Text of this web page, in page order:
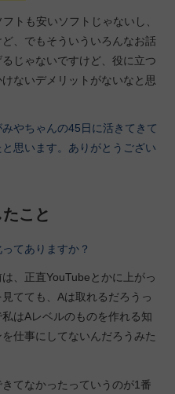
トも安いソフトじゃないし、
、でもそういういろんなお話
じゃないですけど、役に立つ
ないデメリットがないなと思
やちゃんの45日に活きてきて
思います。ありがとうござい
こと
てありますか？
、正直YouTubeとかに上がっ
てても、Aは取れるだろうっ
はAレベルのものを作れる知
仕事にしてないんだろうみた
てなかったっていうのが1番